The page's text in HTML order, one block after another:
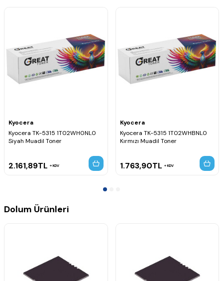
Kyocera
Kyocera TK-5315 1T02WH0NL0
Siyah Muadil Toner
2.161,89TL KDV
Kyocera
Kyocera TK-5315 1T02WHBNL0
Kırmızı Muadil Toner
1.763,90TL KDV
Dolum Ürünleri